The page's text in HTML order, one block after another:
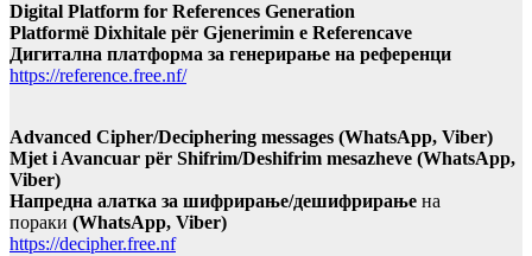
Digital Platform for References Generation
Platformë Dixhitale për Gjenerimin e Referencave
Дигитална платформа за генерирање на референци
https://reference.free.nf/
Advanced Cipher/Deciphering messages (WhatsApp, Viber)
Mjet i Avancuar për Shifrim/Deshifrim mesazheve (WhatsApp,
Viber)
Напредна алатка за шифрирање/дешифрирање на
пораки (WhatsApp, Viber)
https://decipher.free.nf